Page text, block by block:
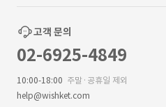
고객 문의
02-6925-4849
10:00-18:00 주말·공휴일 제외
help@wishket.com